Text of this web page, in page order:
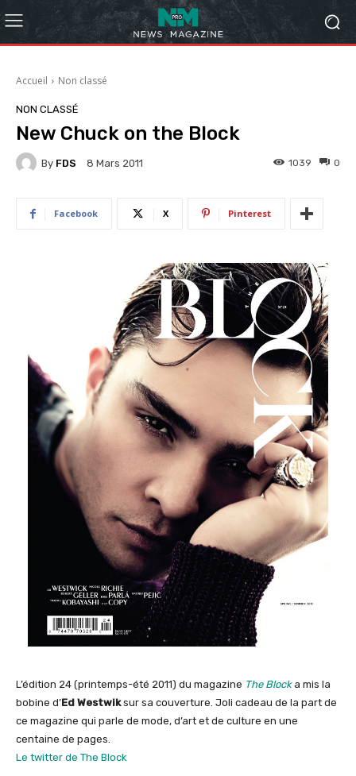
Accueil Non classé
NON CLASSÉ
New Chuck on the Block
By FDS 8 Mars 2011 0
1039
Facebook X Pinterest
L’édition 24 (printemps-été 2011) du magazine The Blocka mis la
bobine d’Ed Westwiksur sa couverture. Joli cadeau de la part de
ce magazine qui parle de mode, d’art et de culture en une
centaine de pages.
Le twitter de The Block